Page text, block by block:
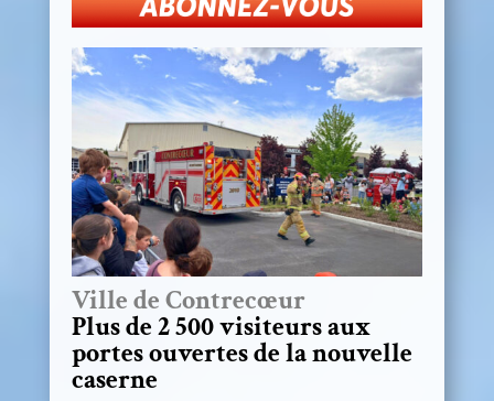
Ville de Contrecœur
Plus de 2 500 visiteurs aux
portes ouvertes de la nouvelle
caserne